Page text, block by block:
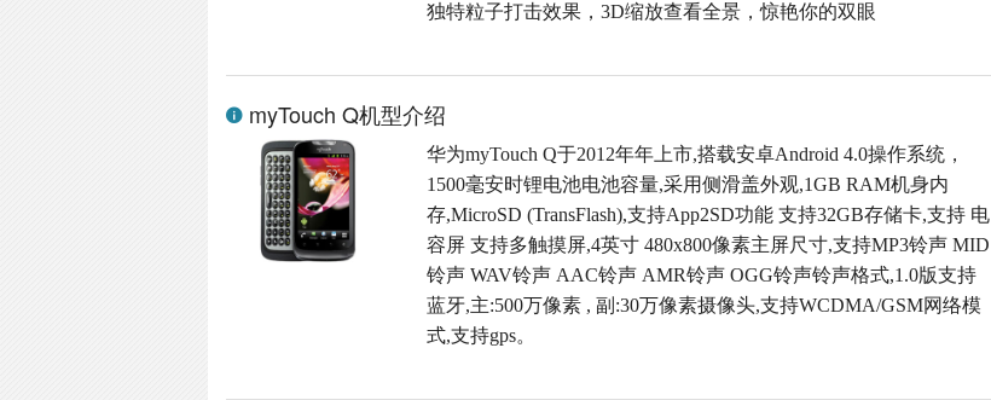
独特粒子打击效果，3D缩放查看全景，惊艳你的双眼
myTouch Q机型介绍
华为myTouch Q于2012年年上市,搭载安卓Android 4.0操作系统，
1500毫安时锂电池电池容量,采用侧滑盖外观,1GB RAM机身内
存,MicroSD (TransFlash),支持App2SD功能 支持32GB存储卡,支持 电
容屏 支持多触摸屏,4英寸 480x800像素主屏尺寸,支持MP3铃声 MID
铃声 WAV铃声 AAC铃声 AMR铃声 OGG铃声铃声格式,1.0版支持
蓝牙,主:500万像素 , 副:30万像素摄像头,支持WCDMA/GSM网络模
式,支持gps。